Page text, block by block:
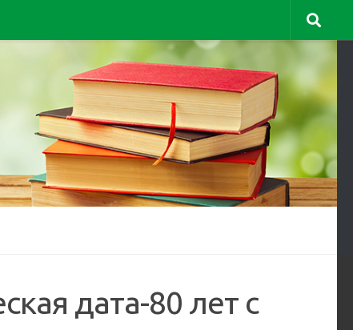
дата-80 лет с